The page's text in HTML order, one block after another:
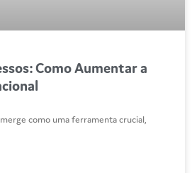
Como Aumentar a
como uma ferramenta crucial,